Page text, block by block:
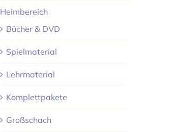
Heimbereich
Bücher & DVD
Spielmaterial
Lehrmaterial
Komplettpakete
Großschach